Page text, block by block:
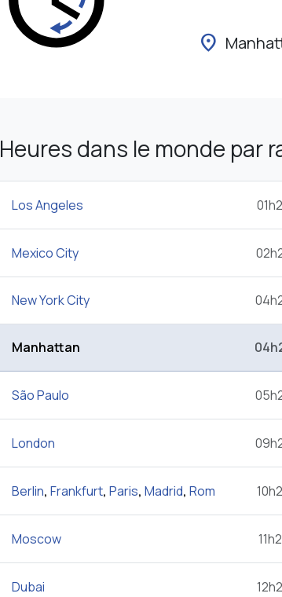
location_on
Heures dans le monde par
Los Angeles
Mexico City
New York City
Manhattan
São Paulo
London
Berlin, Frankfurt, Paris, Madrid, Rom
Moscow
Dubai